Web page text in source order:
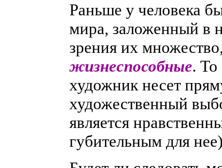
Раньше у человека
мира, заложенный в
зрения их
жизнеспособные. То
художник несет
художественный
является
губительным для